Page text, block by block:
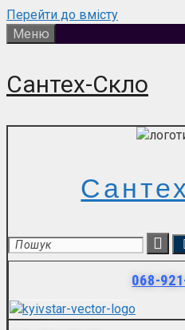
Перейти до вмісту
Меню
Сантех-Скло
068-